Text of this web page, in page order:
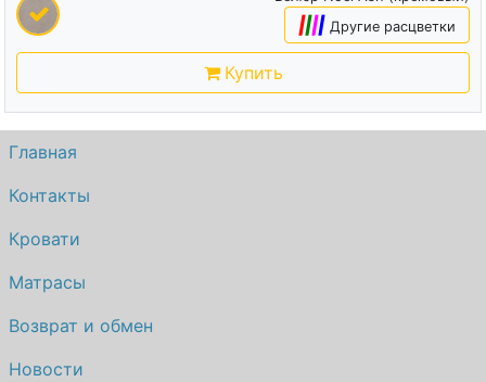
|||| Другие расцветки
Купить
Главная
Контакты
Кровати
Матрасы
Возврат и обмен
Новости